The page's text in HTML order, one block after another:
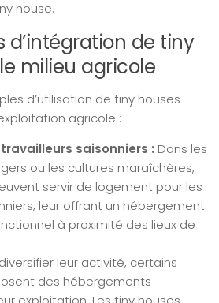
house.
d’intégration de tiny
milieu agricole
d’utilisation de tiny houses
agricole :
saisonniers : Dans les
ou les cultures maraîchères,
servir de logement pour les
leur offrant un hébergement
à proximité des lieux de
leur activité, certains
des hébergements